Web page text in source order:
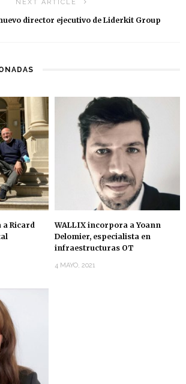
NEXT ARTICLE
director ejecutivo de Liderkit Group
a Ricard
WALLIX incorpora a Yoann
Delomier, especialista en
infraestructuras OT
4 MAYO, 2021